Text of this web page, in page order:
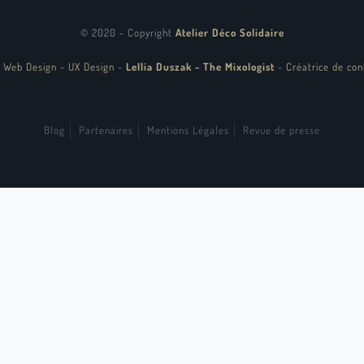
© 2020 - Copyright Atelier Déco Solidaire
Design - UX Design - Lellia Duszak - The Mixologist - Créatrice de
Blog Partenaires Mentions Légales Revue de presse